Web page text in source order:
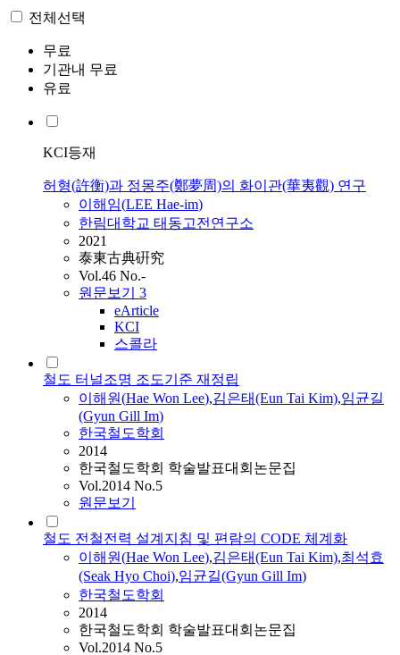
전체선택
무료
기관내 무료
유료
KCI등재
허형(許衡)과 정몽주(鄭夢周)의 화이관(華夷觀) 연구
이해임(LEE Hae-im)
한림대학교 태동고전연구소
2021
泰東古典硏究
Vol.46 No.-
원문보기 3
eArticle
KCI
스콜라
철도 터널조명 조도기준 재정립
이해 원(Hae Won Lee),김은태(Eun Tai Kim),임균길
(Gyun Gill Im)
한국철도학회
2014
한국철도학회 학술발표대회논문집
Vol.2014 No.5
원문보기
철도 전철전력 설계지침 및 편람의 CODE 체계화
이해 원(Hae Won Lee),김은태(Eun Tai Kim),최석효
(Seak Hyo Choi),임균길(Gyun Gill Im)
한국철도학회
2014
한국철도학회 학술발표대회논문집
Vol.2014 No.5